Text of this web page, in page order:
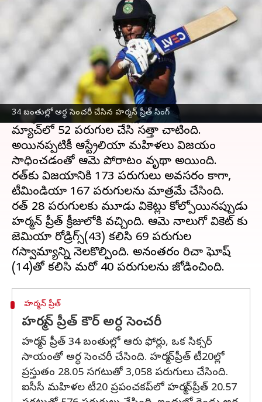
34 బంతుల్లో అర్ధ సెంచరీ చేసిన హర్మన్ ప్రీత్ సింగ్
Semisలో భారత్ కెప్టెన్ పోరాటం వృథా
వ్రాసిన వారు Jayachandra Akuri Feb 24, 2023 10:10 am
ఈ వార్తాకథనం ఏంటి
భారత మహిళల క్రికెట్ జట్టు కెప్టెన్ హర్మన్‌ప్రీత్ కౌర్ 2023
ICC మహిళల T20ప్రపంచ కప్ సెమీ-ఫైనల్‌లో
అద్భుతంగా పోరాడింది. ఆస్ట్రేలియాతో జరిగిన
మ్యాచ్‌లో 52 పరుగుల చేసి సత్తా చాటింది.
అయినప్పటికీ ఆస్ట్రేలియా మహిళలు విజయం
సాధించడంతో ఆమె పోరాటం వృథా అయింది.
భారత్‌కు విజయానికి 173 పరుగులు అవసరం కాగా,
టీమిండియా 167 పరుగులను మాత్రమే చేసింది.
భారత్ 28 పరుగులకు మూడు వికెట్లు కోల్పోయినప్పుడు
హర్మన్ ప్రీత్ క్రీజులోకి వచ్చింది. ఆమె నాలుగో వికెట్ కు
జెమియా రోడ్రిగ్స్(43) కలిసి 69 పరుగుల
భాగస్వామ్యాన్ని నెలకొల్పింది. అనంతరం రిచా ఘోష్
హర్మన్ ప్రీత్
హర్మన్ ప్రీత్ కౌర్ అర్ధ సెంచరీ
హర్మన్ ప్రీత్ 34 బంతుల్లో ఆరు ఫోర్లు, ఒక సిక్సర్
సాయంతో అర్ధ సెంచరీ చేసింది. హర్మన్‌ప్రీత్ టీ20ల్లో
ప్రస్తుతం 28.05 సగటుతో 3,058 పరుగులు చేసింది.
ఐసీసీ మహిళల టీ20 ప్రపంచకప్‌లో హర్మన్‌ప్రీత్ 20.57